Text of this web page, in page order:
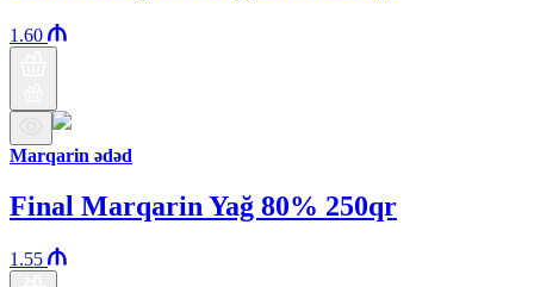
1.60
Marqarin ədəd
Final Marqarin Yağ 80% 250qr
1.55